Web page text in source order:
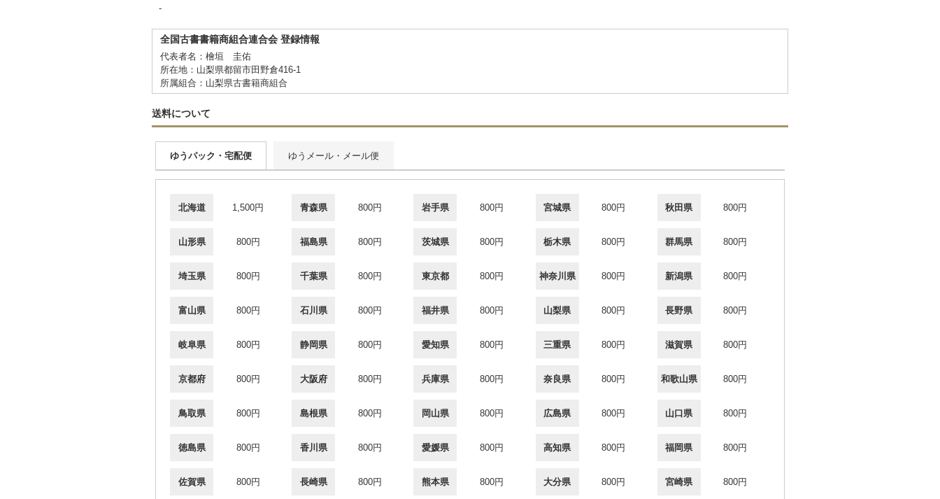
-
全国古書書籍商組合連合会 登録情報
代表者名：檜垣 圭佑
所在地：山梨県都留市田野倉416-1
所属組合：山梨県古書籍商組合
送料について
ゆうパック・宅配便 ゆうメール・メール便
北海道 1,500円 青森県 800円 岩手県 800円 宮城県 800円 秋田県 800円
山形県 800円 福島県 800円 茨城県 800円 栃木県 800円 群馬県 800円
埼玉県 800円 千葉県 800円 東京都 800円 神奈川県 800円 新潟県 800円
富山県 800円 石川県 800円 福井県 800円 山梨県 800円 長野県 800円
岐阜県 800円 静岡県 800円 愛知県 800円 三重県 800円 滋賀県 800円
京都府 800円 大阪府 800円 兵庫県 800円 奈良県 800円 和歌山県 800円
鳥取県 800円 島根県 800円 岡山県 800円 広島県 800円 山口県 800円
徳島県 800円 香川県 800円 愛媛県 800円 高知県 800円 福岡県 800円
佐賀県 800円 長崎県 800円 熊本県 800円 大分県 800円 宮崎県 800円